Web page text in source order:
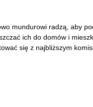
mundurowi radzą, aby
ich do domów i
się z najbliższym